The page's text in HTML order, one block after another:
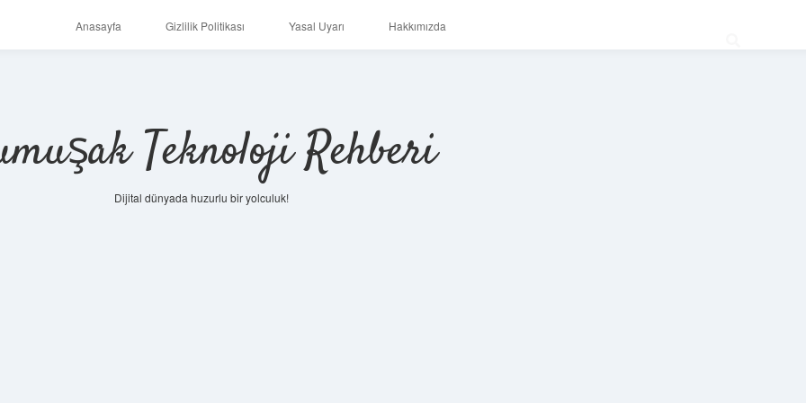
Anasayfa Gizlilik Politikası Yasal Uyarı Hakkımızda
Teknoloji Rehberi
Dijital dünyada huzurlu bir yolculuk!